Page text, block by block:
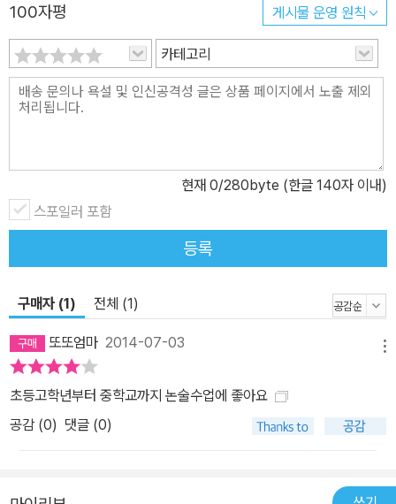
100자평 게시물 운영 원칙
카테고리
현재 0/280byte (한글 140자 이내)
스포일러 포함
등록
구매자 (1) 전체 (1)
또또엄마 2014-07-03
초등고학년부터 중학교까지 논술수업에 좋아요
공감 (0) 댓글 (0)